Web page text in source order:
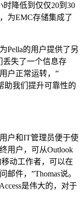
降低到仅仅20到30
为EMC存储集成了
的用户提供了另
丢失了一个信息存
户正常运转，”
助我们提升可靠性的
户和IT管理员便于使
用户，可从Outlook
移动工作者，可以在
件，”Thomas说。
是伟大的，对于